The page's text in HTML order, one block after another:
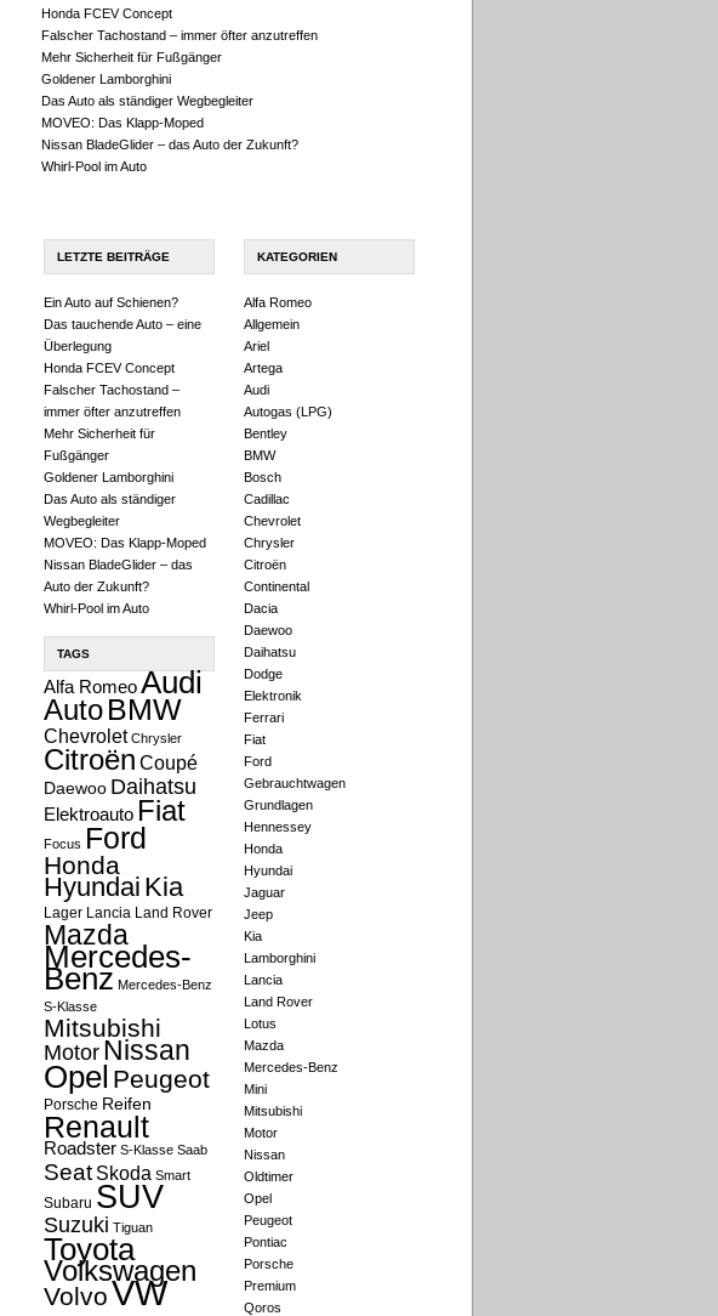
Honda FCEV Concept
Falscher Tachostand – immer öfter anzutreffen
Mehr Sicherheit für Fußgänger
Goldener Lamborghini
Das Auto als ständiger Wegbegleiter
MOVEO: Das Klapp-Moped
Nissan BladeGlider – das Auto der Zukunft?
Whirl-Pool im Auto
LETZTE BEITRÄGE
Ein Auto auf Schienen?
Das tauchende Auto – eine
Überlegung
Honda FCEV Concept
Falscher Tachostand –
immer öfter anzutreffen
Mehr Sicherheit für
Fußgänger
Goldener Lamborghini
Das Auto als ständiger
Wegbegleiter
MOVEO: Das Klapp-Moped
Nissan BladeGlider – das
Auto der Zukunft?
Whirl-Pool im Auto
TAGS
Alfa RomeoAudi
Auto BMW
Chevrolet Chrysler
Citroën Coupé
Daewoo Daihatsu
Elektroauto Fiat
Focus Ford
Honda
Hyundai Kia
Lager Lancia Land Rover
Mazda
Mercedes-
Benz Mercedes-Benz
S-Klasse
Mitsubishi
Motor Nissan
Opel Peugeot
Porsche Reifen
Renault
Roadster S-Klasse Saab
Seat Skoda Smart
Subaru SUV
Suzuki Tiguan
Toyota
Volkswagen
VolvoVW
KATEGORIEN
Alfa Romeo
Allgemein
Ariel
Artega
Audi
Autogas (LPG)
Bentley
BMW
Bosch
Cadillac
Chevrolet
Chrysler
Citroën
Continental
Dacia
Daewoo
Daihatsu
Dodge
Elektronik
Ferrari
Fiat
Ford
Gebrauchtwagen
Grundlagen
Hennessey
Honda
Hyundai
Jaguar
Jeep
Kia
Lamborghini
Lancia
Land Rover
Lotus
Mazda
Mercedes-Benz
Mini
Mitsubishi
Motor
Nissan
Oldtimer
Opel
Peugeot
Pontiac
Porsche
Premium
Qoros